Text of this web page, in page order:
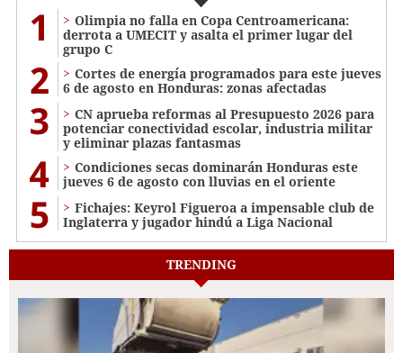
1
Olimpia no falla en Copa Centroamericana:
derrota a UMECIT y asalta el primer lugar del
grupo C
2
Cortes de energía programados para este jueves
6 de agosto en Honduras: zonas afectadas
3
CN aprueba reformas al Presupuesto 2026 para
potenciar conectividad escolar, industria militar
y eliminar plazas fantasmas
4
Condiciones secas dominarán Honduras este
jueves 6 de agosto con lluvias en el oriente
5
Fichajes: Keyrol Figueroa a impensable club de
Inglaterra y jugador hindú a Liga Nacional
TRENDING